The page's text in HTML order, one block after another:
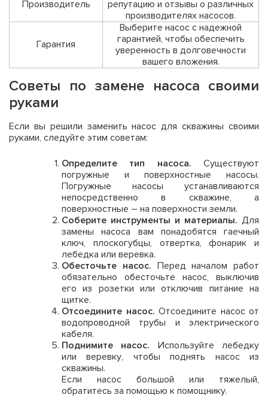
Производитель
репутацию и отзывы о различных
производителях насосов.
Гарантия
Выберите насос с надежной
гарантией, чтобы обеспечить
уверенность в долговечности
вашего вложения.
Советы по замене насоса своими
руками
Если вы решили заменить насос для скважины своими
руками, следуйте этим советам:
Определите тип насоса. Существуют
погружные и поверхностные насосы.
Погружные насосы устанавливаются
непосредственно в скважине, а
поверхностные – на поверхности земли.
Соберите инструменты и материалы. Для
замены насоса вам понадобятся гаечный
ключ, плоскогубцы, отвертка, фонарик и
лебедка или веревка.
Обесточьте насос. Перед началом работ
обязательно обесточьте насос, выключив
его из розетки или отключив питание на
щитке.
Отсоедините насос. Отсоедините насос от
водопроводной трубы и электрического
кабеля.
Поднимите насос. Используйте лебедку
или веревку, чтобы поднять насос из
скважины.
Если насос большой или тяжелый,
обратитесь за помощью к помощнику.